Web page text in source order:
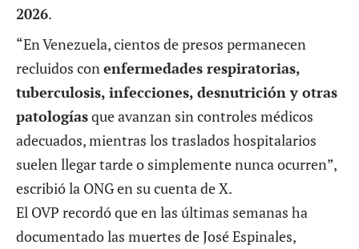
2026.
“En Venezuela, cientos de presos permanecen
recluidos conenfermedades respiratorias,
tuberculosis, infecciones, desnutrición y otras
patologíasque avanzan sin controles médicos
adecuados, mientras los traslados hospitalarios
suelen llegar tarde o simplemente nunca ocurren”,
escribió la ONG en su cuenta de X.
El OVP recordó que en las últimas semanas ha
documentado las muertes de José Espinales,